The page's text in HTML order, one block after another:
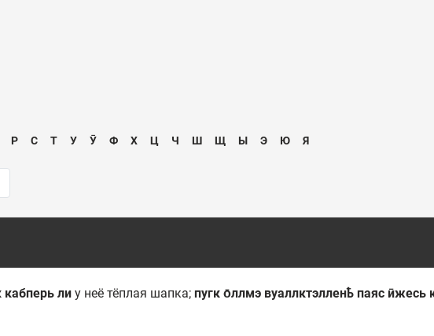
Р С Т У Ӯ Ф Х Ц Ч Ш Щ Ы Э Ю Я
кабперь ли у неё тёплая шапка; пугк о̄ллмэ вуаллктэлленҍ паяс ӣжесь